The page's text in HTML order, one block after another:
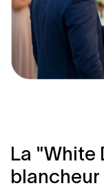
La "White
blancheur